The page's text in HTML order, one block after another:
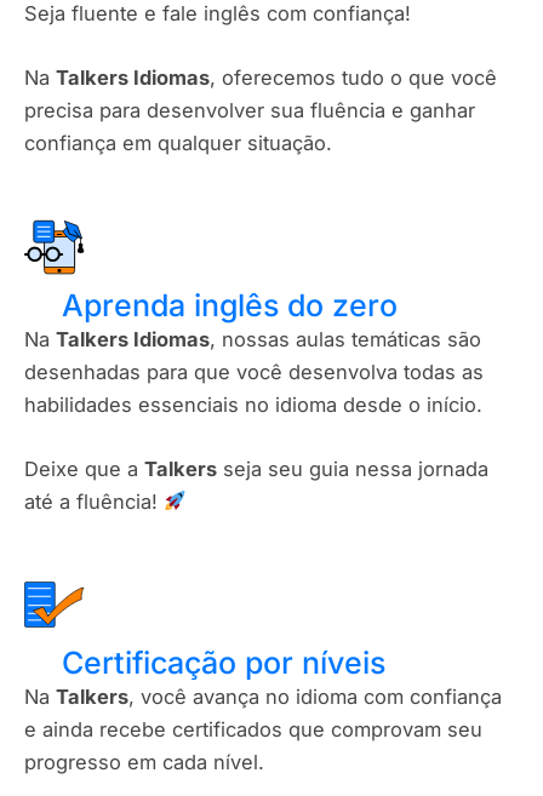
Seja fluente e fale inglês com confiança!
Na Talkers Idiomas, oferecemos tudo o que você
precisa para desenvolver sua fluência e ganhar
confiança em qualquer situação.
Aprenda inglês do zero
Na Talkers Idiomas, nossas aulas temáticas são
desenhadas para que você desenvolva todas as
habilidades essenciais no idioma desde o início.
Deixe que a Talkers seja seu guia nessa jornada
até a fluência!
Certificação por níveis​
Na Talkers, você avança no idioma com confiança
e ainda recebe certificados que comprovam seu
progresso em cada nível.